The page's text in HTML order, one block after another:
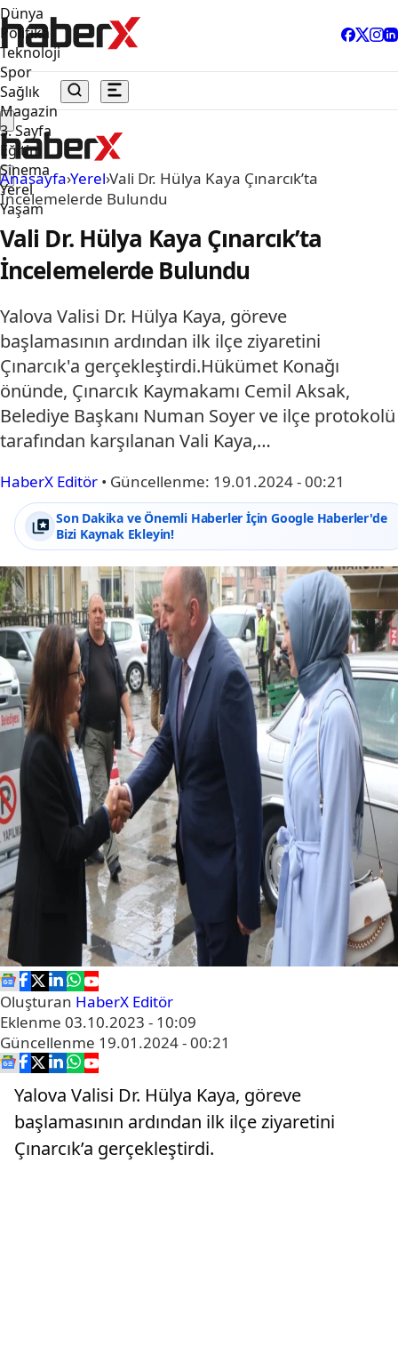
Dünya
Politika
Teknoloji
Spor
Sağlık
Magazin
3. Sayfa
Eğitim
Sinema
Yerel
Yaşam
Anasayfa›Yerel›Vali Dr. Hülya Kaya Çınarcık’ta
İncelemelerde Bulundu
Vali Dr. Hülya Kaya Çınarcık’ta
İncelemelerde Bulundu
Yalova Valisi Dr. Hülya Kaya, göreve
başlamasının ardından ilk ilçe ziyaretini
Çınarcık'a gerçekleştirdi.Hükümet Konağı
önünde, Çınarcık Kaymakamı Cemil Aksak,
Belediye Başkanı Numan Soyer ve ilçe protokolü
tarafından karşılanan Vali Kaya,…
HaberX Editör • Güncellenme: 19.01.2024 - 00:21
Son Dakika ve Önemli Haberler İçin Google Haberler'de
Bizi Kaynak Ekleyin!
Oluşturan HaberX Editör
Eklenme 03.10.2023 - 10:09
Güncellenme 19.01.2024 - 00:21
Yalova Valisi Dr. Hülya Kaya, göreve
başlamasının ardından ilk ilçe ziyaretini
Çınarcık’a gerçekleştirdi.